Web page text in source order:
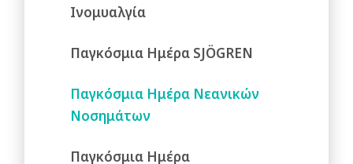
Ινομυαλγία
Παγκόσμια Ημέρα SJÖGREN
Παγκόσμια Ημέρα Νεανικών
Νοσημάτων
Παγκόσμια Ημέρα